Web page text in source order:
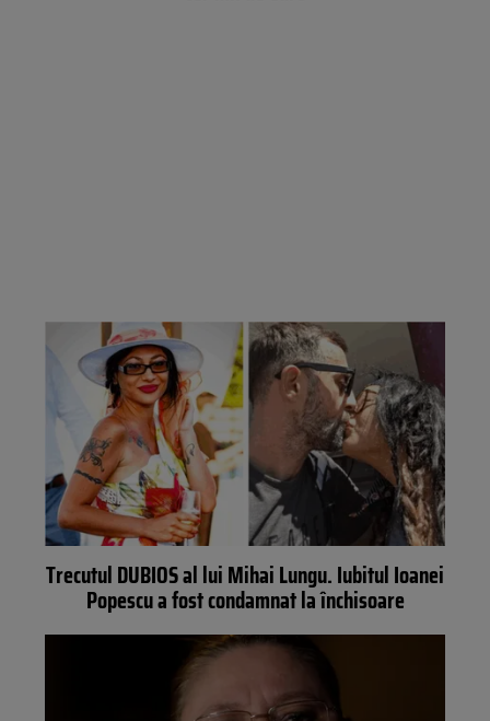
Trecutul DUBIOS al lui Mihai Lungu. Iubitul Ioanei
Popescu a fost condamnat la închisoare